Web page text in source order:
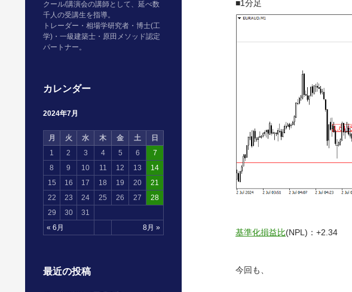
■1分足
基準化損益比(NPL)：+2.34
今回も、
クール/講演会の講師として、延べ数
千人の受講生を指導。
トレーダー・相場学研究者・博士(工
学)・一級建築士・原田メソッド認定
パートナー。
カレンダー
2024年7月
月 火 水 木 金 土 日
« 6月 8月 »
1 2 3 4 5 6
7
8
9 10 11 12 13
14
15
16 17 18 19 20
21
22
23 24 25 26 27
28
29
30 31
最近の投稿